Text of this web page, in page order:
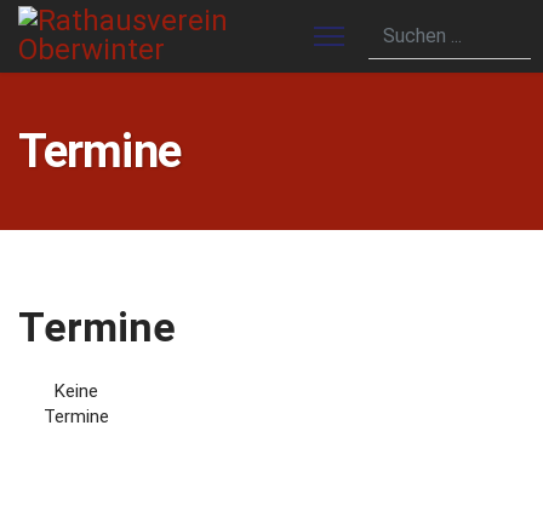
Termine
Termine
Keine
Termine